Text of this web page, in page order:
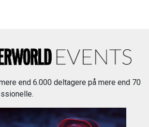
end 6.000 deltagere på mere end 70